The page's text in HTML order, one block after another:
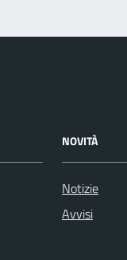
NOVITÀ
Notizie
Avvisi